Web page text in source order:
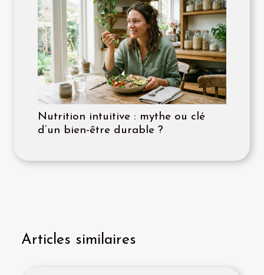
Nutrition intuitive : mythe ou clé
d’un bien-être durable ?
Articles similaires